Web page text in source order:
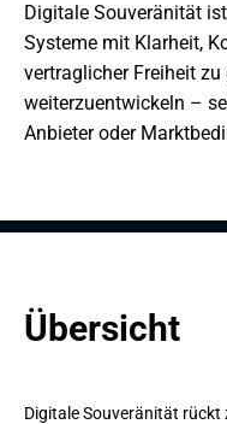
Digitale Souveränität
Systeme mit Klarheit,
vertraglicher Freiheit
weiterzuentwickeln –
Anbieter oder
Übersicht
Digitale Souveränität rückt